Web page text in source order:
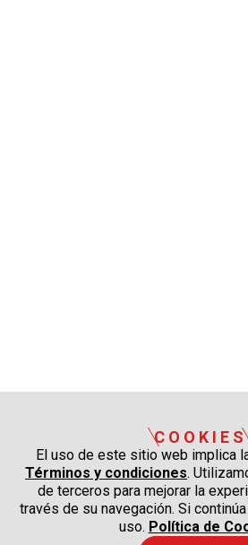
COOKIES
El uso de este sitio web implica
Términos y condiciones.
de terceros para mejorar la
través de su navegación. Si
uso. Política de